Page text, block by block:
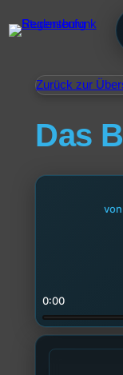
Zurück zur
Das
0:00